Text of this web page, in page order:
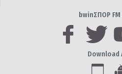
bwinΣΠΟΡ
Download